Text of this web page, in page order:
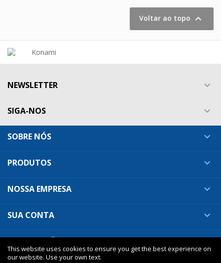
Voltar ao topo 
NEWSLETTER 
SIGA-NOS 
SOBRE NÓS 
PRODUTOS 
NOSSA EMPRESA 
SUA CONTA 
INFORMAÇÕES DA LOJA
This website uses cookies to ensure you get the best experience on
our website. Use your own text.